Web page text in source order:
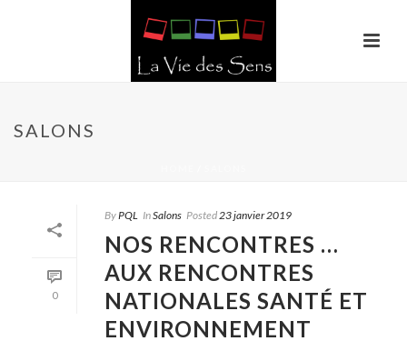
SALONS
0
ByPQL InSalons Posted23 janvier 2019
NOS RENCONTRES …
AUX RENCONTRES
NATIONALES SANTÉ ET
ENVIRONNEMENT